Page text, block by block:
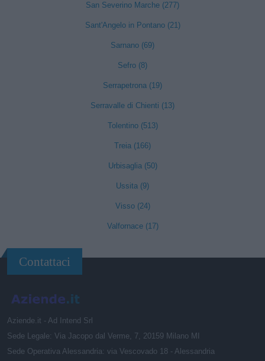
San Severino Marche (277)
Sant'Angelo in Pontano (21)
Sarnano (69)
Sefro (8)
Serrapetrona (19)
Serravalle di Chienti (13)
Tolentino (513)
Treia (166)
Urbisaglia (50)
Ussita (9)
Visso (24)
Valfornace (17)
Contattaci
Aziende.it - Ad Intend Srl
Sede Legale: Via Jacopo dal Verme, 7, 20159 Milano MI
Sede Operativa Alessandria: via Vescovado 18 - Alessandria